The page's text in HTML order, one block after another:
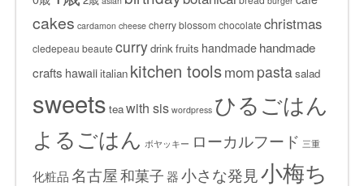
cakes cardamon cheese cherry blossomchocolatechristmas
cledepeau beautecurrydrink fruits handmade handmade
crafts hawaiiitalian kitchen toolsmom pastasalad
sweets teawith sis wordpress ひるごはん
よるごはん ボヤッキー ローカルフード 三重
化粧品名古屋和菓子器小さな発見小梅ち